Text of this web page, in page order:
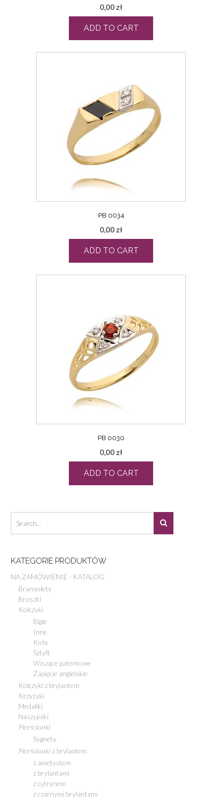
0,00 zł
ADD TO CART
PB 0034
0,00 zł
ADD TO CART
PB 0030
0,00 zł
ADD TO CART
KATEGORIE PRODUKTÓW
NA ZAMÓWIENIE - KATALOG
Bransolety
Broszki
Kolczyki
Bigle
Inne
Koła
Sztyft
Wiszące patentowe
Zapięcie angielskie
Kolczyki z brylantem
Krzyżyki
Medaliki
Naszyjniki
Pierścionki
Sygnety
Pierścionki z brylantem
z ametystem
z brylantami
z cytrynem
z czarnymi brylantami